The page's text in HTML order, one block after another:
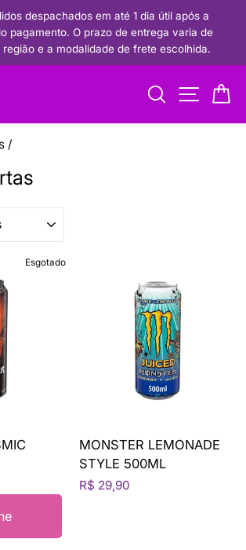
Pausar
apresentação
despachados em até 1 dia útil após a
pagamento. O prazo de entrega varia de
e a modalidade de frete escolhida.
Procurar
/
Esgotado
MONSTER LEMONADE
STYLE 500ML
R$ 29,90